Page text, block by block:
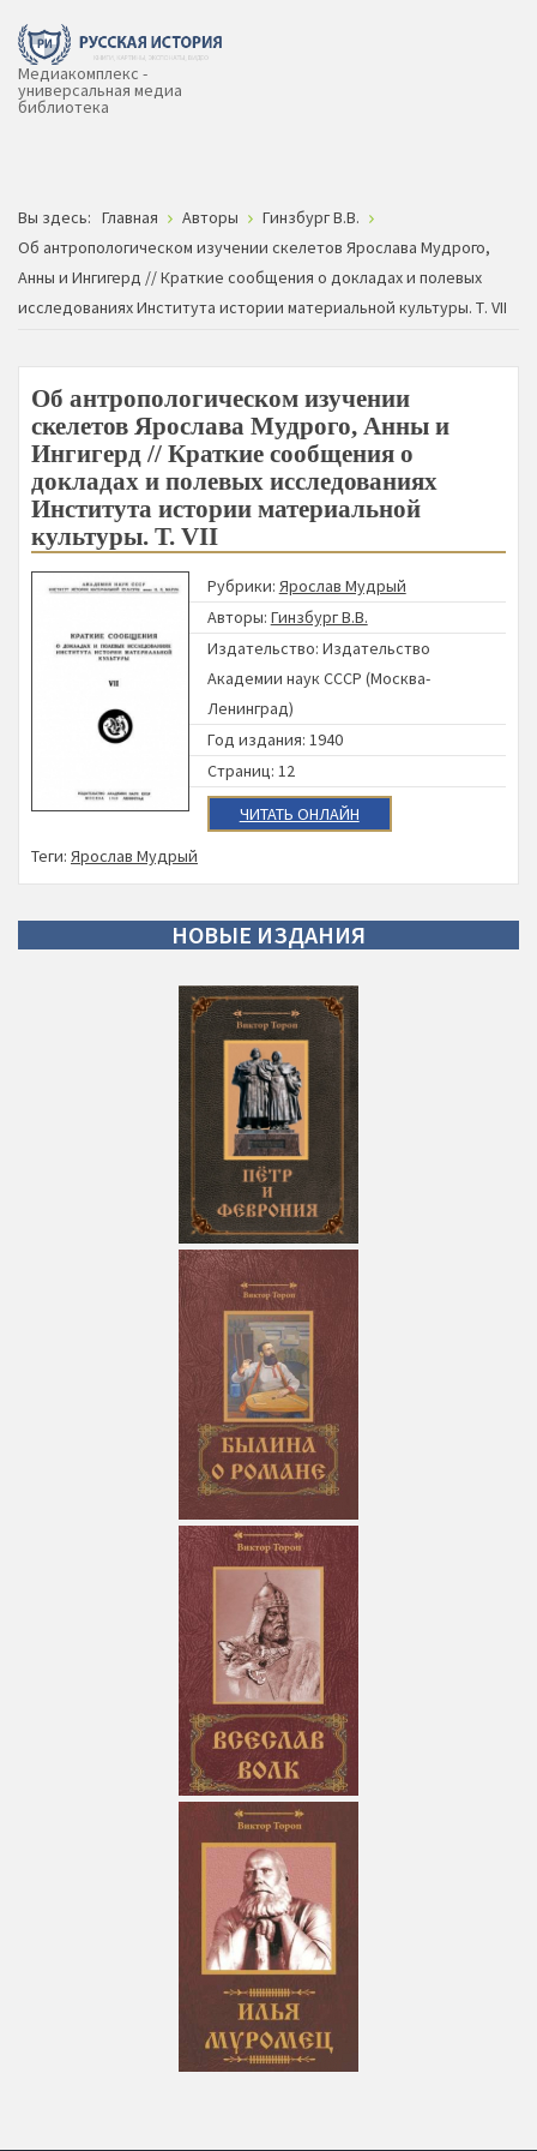
Медиакомплекс -
универсальная медиа
библиотека
Вы здесь: Главная Авторы
Гинзбург В.В.
Об антропологическом изучении скелетов Ярослава Мудрого,
Анны и Ингигерд // Краткие сообщения о докладах и полевых
исследованиях Института истории материальной культуры. Т. VII
Об антропологическом изучении
скелетов Ярослава Мудрого, Анны и
Ингигерд // Краткие сообщения о
докладах и полевых исследованиях
Института истории материальной
культуры. Т. VII
Рубрики: Ярослав Мудрый
Авторы: Гинзбург В.В.
Издательство: Издательство
Академии наук СССР (Москва-
Ленинград)
Год издания: 1940
Страниц: 12
ЧИТАТЬ ОНЛАЙН
Теги: Ярослав Мудрый
НОВЫЕ ИЗДАНИЯ